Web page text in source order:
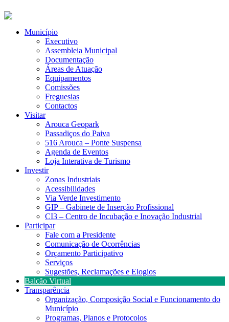
Município
Executivo
Assembleia Municipal
Documentação
Áreas de Atuação
Equipamentos
Comissões
Freguesias
Contactos
Visitar
Arouca Geopark
Passadiços do Paiva
516 Arouca – Ponte Suspensa
Agenda de Eventos
Loja Interativa de Turismo
Investir
Zonas Industriais
Acessibilidades
Via Verde Investimento
GIP – Gabinete de Inserção Profissional
CI3 – Centro de Incubação e Inovação Industrial
Participar
Fale com a Presidente
Comunicação de Ocorrências
Orçamento Participativo
Serviços
Sugestões, Reclamações e Elogios
Balcão Virtual
Transparência
Organização, Composição Social e Funcionamento do
Município
Programas, Planos e Protocolos